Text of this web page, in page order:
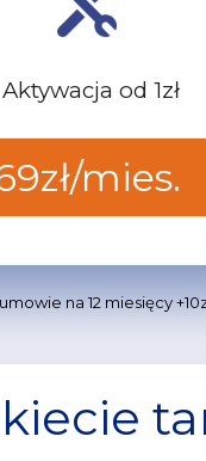
Aktywacja od 1zł
mies.
na 12 miesięcy